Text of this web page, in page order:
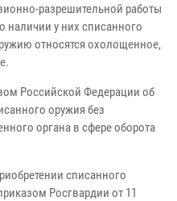
разрешительной работы
наличии у них списанного
относятся охолощенное,
Российской Федерации об
оружия без
органа в сфере оборота
списанного
Росгвардии от 11